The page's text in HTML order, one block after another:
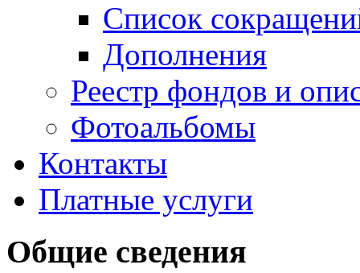
Список
Дополнения
Реестр фондов и
Фотоальбомы
Контакты
Платные услуги
Общие сведения